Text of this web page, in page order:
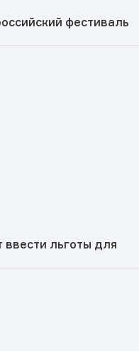
фестиваль
ввести льготы для